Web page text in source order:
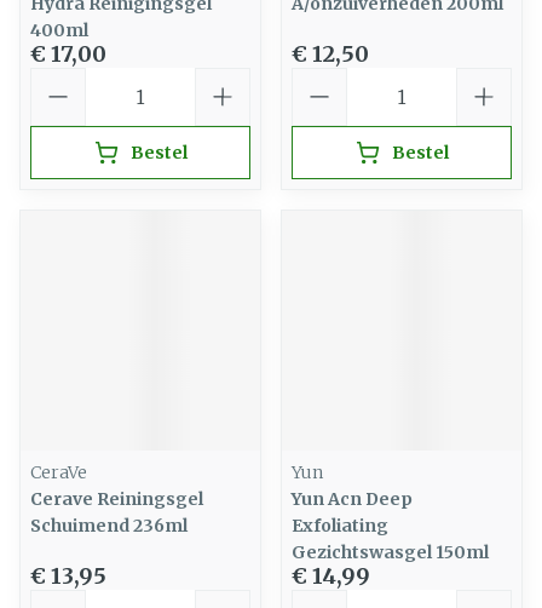
400ml
€ 17,00
Bestel
€ 12,50
Bestel
CeraVe
Cerave Reiningsgel
Schuimend 236ml
€ 13,95
Yun
Yun Acn Deep
Exfoliating
Gezichtswasgel 150ml
€ 14,99